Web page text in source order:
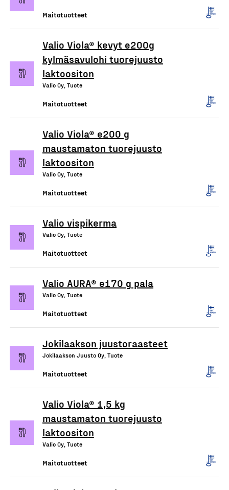
Maitotuotteet
Valio Viola® kevyt e200g
kylmäsavulohi tuorejuusto
laktoositon
Valio Oy, Tuote
Maitotuotteet
Valio Viola® e200 g
maustamaton tuorejuusto
laktoositon
Valio Oy, Tuote
Maitotuotteet
Valio vispikerma
Valio Oy, Tuote
Maitotuotteet
Valio AURA® e170 g pala
Valio Oy, Tuote
Maitotuotteet
Jokilaakson juustoraasteet
Jokilaakson Juusto Oy, Tuote
Maitotuotteet
Valio Viola® 1,5 kg
maustamaton tuorejuusto
laktoositon
Valio Oy, Tuote
Maitotuotteet